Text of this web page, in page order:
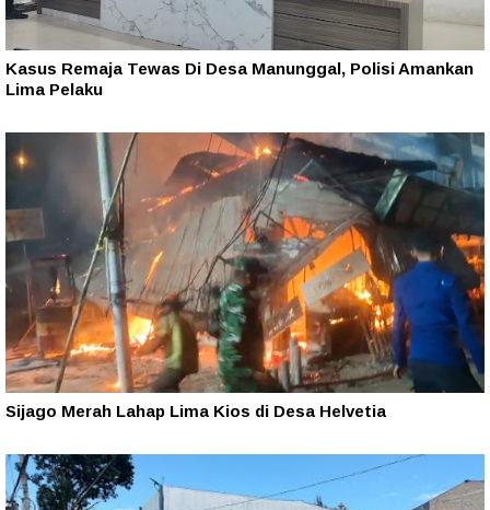
Kasus Remaja Tewas Di Desa Manunggal, Polisi Amankan
Lima Pelaku
Sijago Merah Lahap Lima Kios di Desa Helvetia